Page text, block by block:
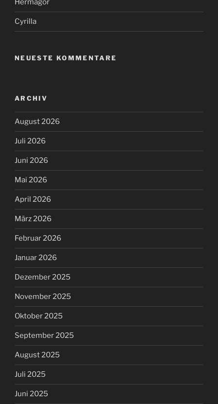
Hermagor
Cyrilla
NEUESTE KOMMENTARE
ARCHIV
August 2026
Juli 2026
Juni 2026
Mai 2026
April 2026
März 2026
Februar 2026
Januar 2026
Dezember 2025
November 2025
Oktober 2025
September 2025
August 2025
Juli 2025
Juni 2025